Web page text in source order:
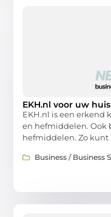
EKH.nl voor uw
EKH.nl is een erkend
en hefmiddelen. Ook
hefmiddelen. Zo kunt
Business / Business